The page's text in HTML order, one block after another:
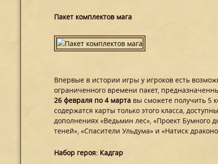
Пакет комплектов мага
Впервые в истории игры у игроков есть
ограниченного времени пакет,
26 февраля по 4 марта вы сможете получить 5
содержатся карты только этого класса,
дополнениях «Ведьмин лес», «Проект Бумного
теней», «Спасители Ульдума» и «Натиск
Набор героя: Кадгар